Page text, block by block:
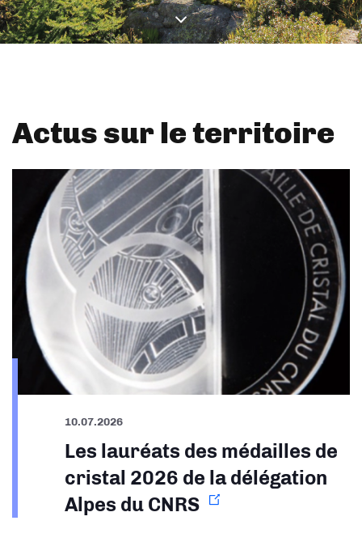
Actus sur le territoire
10.07.2026
Les lauréats des médailles de
cristal 2026 de la délégation
Alpes du CNRS